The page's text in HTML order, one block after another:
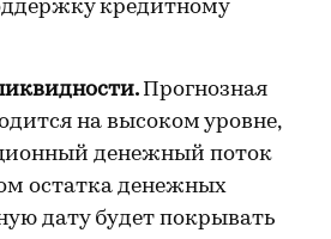
кредитному
Прогнозная
на высоком уровне,
денежный поток
остатка денежных
дату будет покрывать